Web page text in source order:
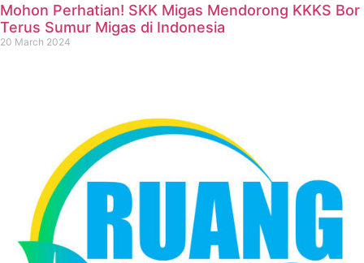
Mohon Perhatian! SKK Migas Mendorong KKKS Bor
Terus Sumur Migas di Indonesia
20 March 2024